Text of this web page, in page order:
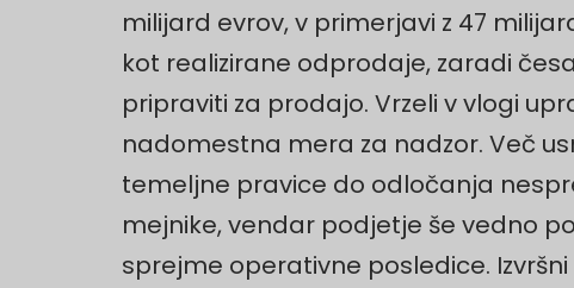
milijard evrov, v primerjavi z 47
kot realizirane odprodaje, zaradi
pripraviti za prodajo. Vrzeli v vlogi
nadomestna mera za nadzor. Več
temeljne pravice do odločanja
mejnike, vendar podjetje še vedno
sprejme operativne posledice.